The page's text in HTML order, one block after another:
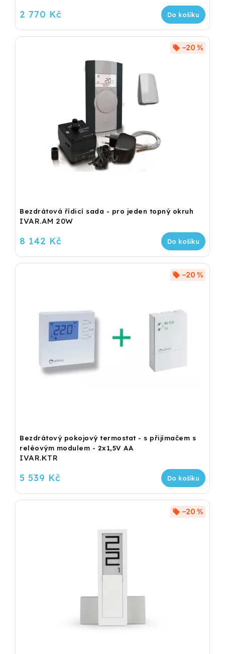
2 770 Kč Do košíku
Bezdrátová řídicí sada - pro jeden topný okruh
IVAR.AM 20W
–20 %
8 142 Kč Do košíku
Bezdrátový pokojový termostat - s přijímačem s
reléovým modulem - 2x1,5V AA
IVAR.KTR
–20 %
5 539 Kč Do košíku
–20 %